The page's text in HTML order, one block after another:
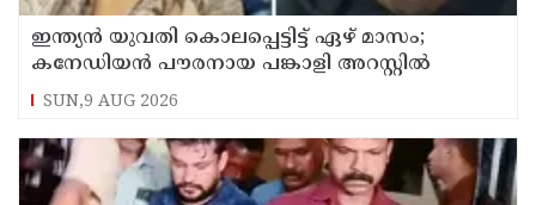
ഇന്ത്യന്‍ യുവതി കൊലപ്പെട്ടിട്ട് ഏഴ് മാസം;
കനേഡിയന്‍ പൗരനായ പങ്കാളി അറസ്റ്റില്‍
SUN,9 AUG 2026